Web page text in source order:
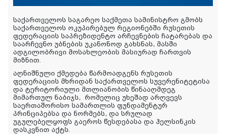
საქართველოს საგარეო საქმეთა სამინისტრო გმობს
საქართველოს ოკუპირებულ რეგიონებში რუსეთის
ფედერაციის საპრეზიდენტო არჩევნების ჩატარებას და
საარჩევნო უბნების უკანონოდ გახსნას, მასში
ადგილობრივი მოსახლეობის მასიურად ჩართვის
მიზნით.
აღნიშნული ქმედება წარმოადგენს რუსეთის
ფედერაციის მხრიდან საქართველოს სუვერენიტეტისა
და ტერიტორიული მთლიანობის წინააღმდეგ
მიმართულ ნაბიჯს,
რომელიც უხეშად არღვევს
საერთაშორისო სამართლის ფუნდამენტურ
პრინციპებსა და ნორმებს, და სრულად
უგულებელყოფს გაეროს წესდებასა და ჰელსინკის
დასკვნით აქტს.